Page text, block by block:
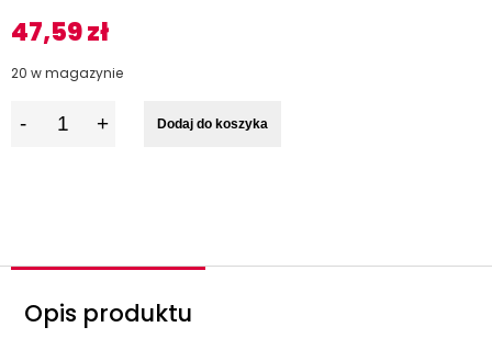
47,59zł
20 w magazynie
Dodaj do koszyka
Opis produktu